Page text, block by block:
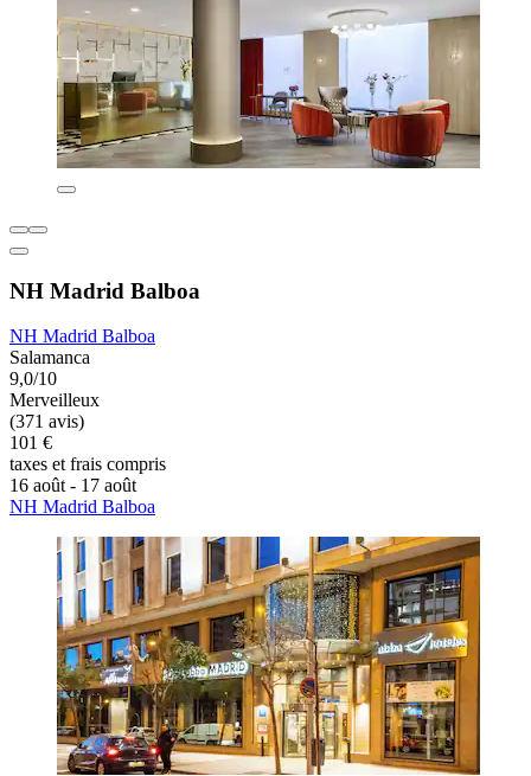
NH Madrid Balboa
NH Madrid Balboa
Salamanca
9,0/10
Merveilleux
(371 avis)
101 €
taxes et frais compris
16 août - 17 août
NH Madrid Balboa